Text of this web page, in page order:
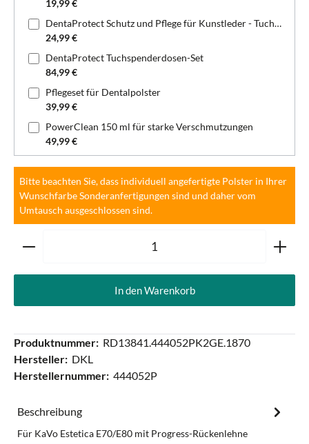
19,99 €
DentaProtect Schutz und Pflege für Kunstleder - Tuchspenderdose
24,99 €
DentaProtect Tuchspenderdosen-Set
84,99 €
Pflegeset für Dentalpolster
39,99 €
PowerClean 150 ml für starke Verschmutzungen
49,99 €
Bitte beachten Sie, dass individuell angefertigte Polster in Ihrer
Wunschfarbe Sonderanfertigungen sind und daher vom
Umtausch ausgeschlossen sind.
Produkt Anzahl: Gib den gewünschten Wert ein oder
In den Warenkorb
Produktnummer: RD13841.444052PK2GE.1870
Hersteller: DKL
Herstellernummer: 444052P
Beschreibung
Für KaVo Estetica E70/E80 mit Progress-Rückenlehne